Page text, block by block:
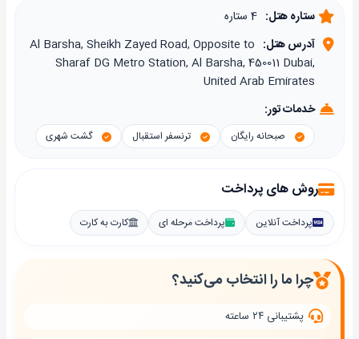
ستاره هتل:
آدرس هتل: Al Barsha, Sheikh Zayed Road, Opposite to
Sharaf DG Metro Station, Al Barsha, 450011 Dubai,
United Arab Emirates
خدمات تور:
صبحانه رایگان ترنسفر استقبال گشت شهری
روش های پرداخت
پرداخت آنلاین پرداخت مرحله ای کارت به کارت
چرا ما را انتخاب می‌کنید؟
پشتیبانی ۲۴ ساعته